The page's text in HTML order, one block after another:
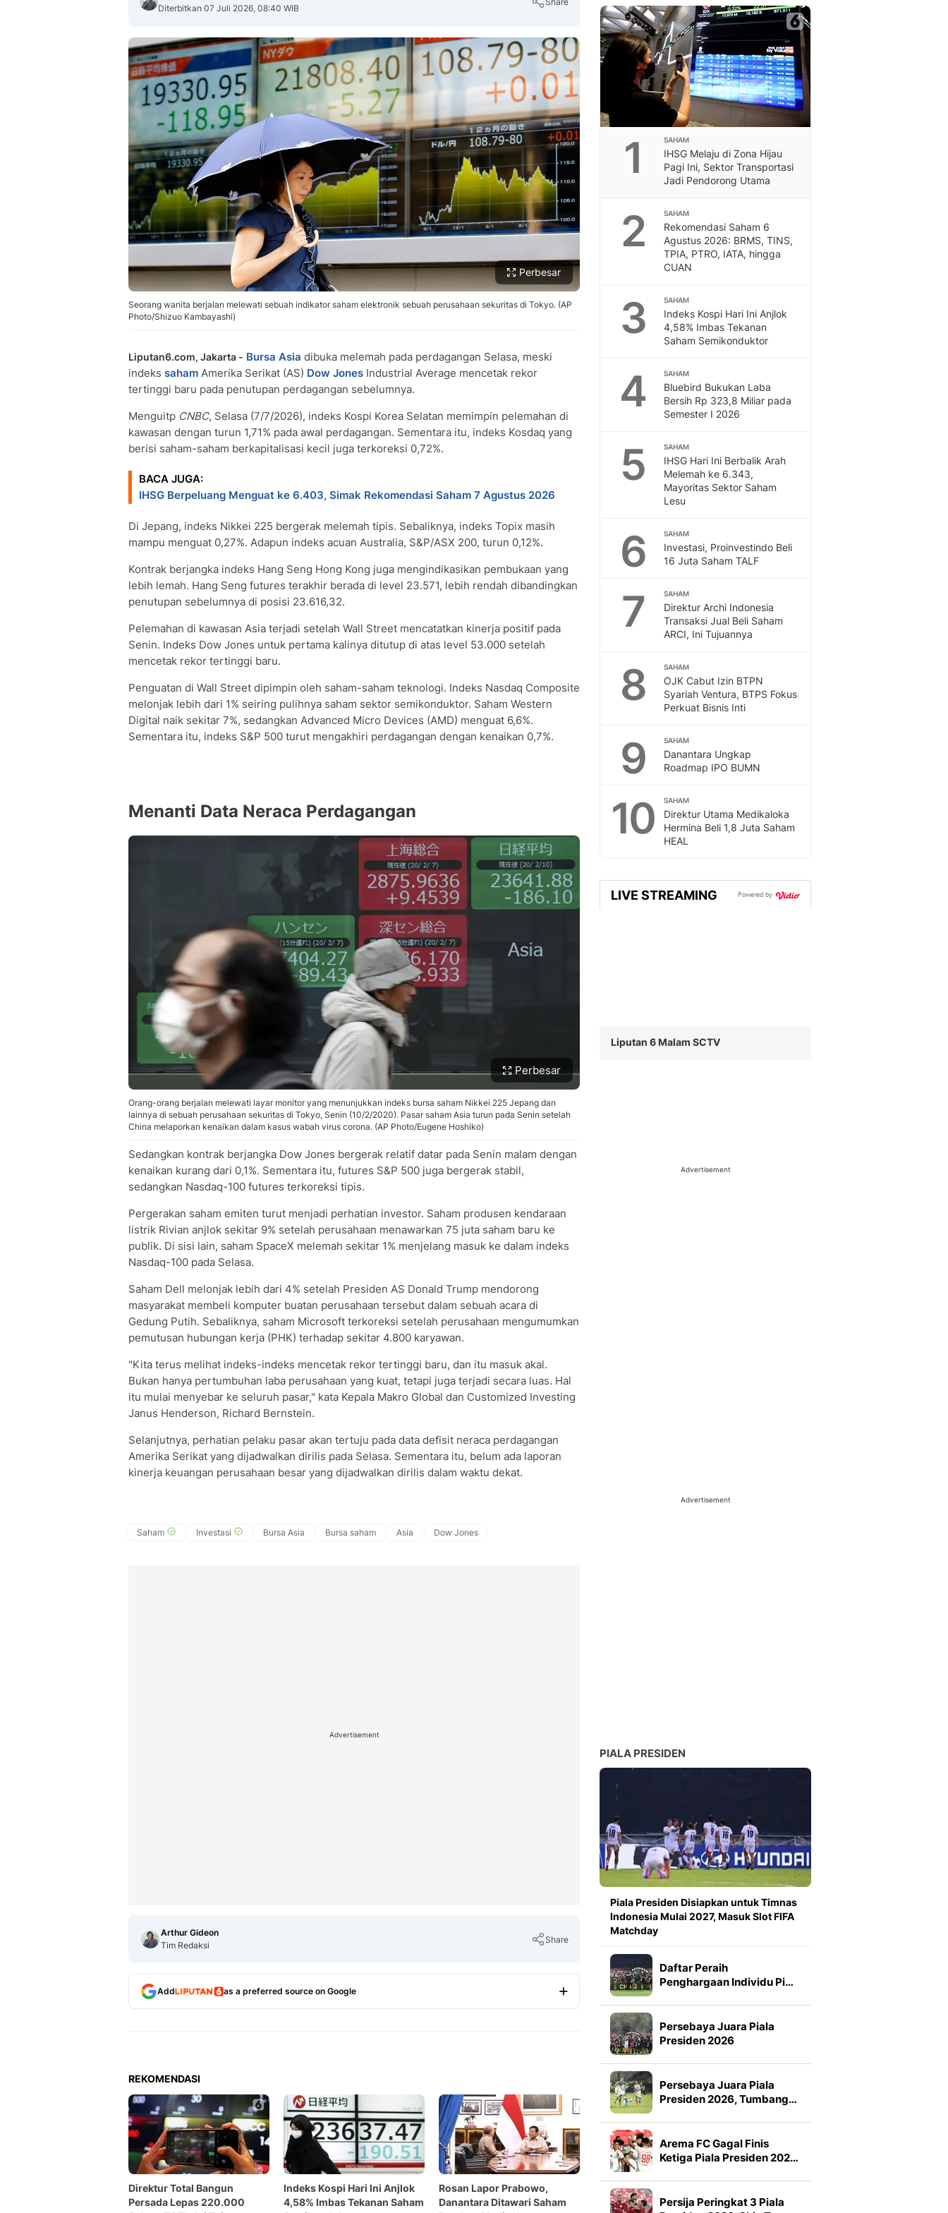
Diterbitkan 07 Juli 2026, 08:40 WIB
Copy Link
Perbesar
Seorang wanita berjalan melewati sebuah indikator saham elektronik sebuah perusahaan sekuritas di Tokyo. (AP
Photo/Shizuo Kambayashi)
Liputan6.com, Jakarta - Bursa Asia dibuka melemah pada perdagangan Selasa, meski
indeks saham Amerika Serikat (AS) Dow Jones Industrial Average mencetak rekor
tertinggi baru pada penutupan perdagangan sebelumnya.
Menguitp CNBC, Selasa (7/7/2026), indeks Kospi Korea Selatan memimpin pelemahan di
kawasan dengan turun 1,71% pada awal perdagangan. Sementara itu, indeks Kosdaq yang
berisi saham-saham berkapitalisasi kecil juga terkoreksi 0,72%.
BACA JUGA:
IHSG Berpeluang Menguat ke 6.403, Simak Rekomendasi Saham 7 Agustus 2026
Di Jepang, indeks Nikkei 225 bergerak melemah tipis. Sebaliknya, indeks Topix masih
mampu menguat 0,27%. Adapun indeks acuan Australia, S&P/ASX 200, turun 0,12%.
Kontrak berjangka indeks Hang Seng Hong Kong juga mengindikasikan pembukaan yang
lebih lemah. Hang Seng futures terakhir berada di level 23.571, lebih rendah dibandingkan
penutupan sebelumnya di posisi 23.616,32.
Pelemahan di kawasan Asia terjadi setelah Wall Street mencatatkan kinerja positif pada
Senin. Indeks Dow Jones untuk pertama kalinya ditutup di atas level 53.000 setelah
mencetak rekor tertinggi baru.
Penguatan di Wall Street dipimpin oleh saham-saham teknologi. Indeks Nasdaq Composite
melonjak lebih dari 1% seiring pulihnya saham sektor semikonduktor. Saham Western
Digital naik sekitar 7%, sedangkan Advanced Micro Devices (AMD) menguat 6,6%.
Sementara itu, indeks S&P 500 turut mengakhiri perdagangan dengan kenaikan 0,7%.
Menanti Data Neraca Perdagangan
Perbesar
Orang-orang berjalan melewati layar monitor yang menunjukkan indeks bursa saham Nikkei 225 Jepang dan
lainnya di sebuah perusahaan sekuritas di Tokyo, Senin (10/2/2020). Pasar saham Asia turun pada Senin setelah
China melaporkan kenaikan dalam kasus wabah virus corona. (AP Photo/Eugene Hoshiko)
Sedangkan kontrak berjangka Dow Jones bergerak relatif datar pada Senin malam dengan
kenaikan kurang dari 0,1%. Sementara itu, futures S&P 500 juga bergerak stabil,
sedangkan Nasdaq-100 futures terkoreksi tipis.
Pergerakan saham emiten turut menjadi perhatian investor. Saham produsen kendaraan
listrik Rivian anjlok sekitar 9% setelah perusahaan menawarkan 75 juta saham baru ke
publik. Di sisi lain, saham SpaceX melemah sekitar 1% menjelang masuk ke dalam indeks
Nasdaq-100 pada Selasa.
Saham Dell melonjak lebih dari 4% setelah Presiden AS Donald Trump mendorong
masyarakat membeli komputer buatan perusahaan tersebut dalam sebuah acara di
Gedung Putih. Sebaliknya, saham Microsoft terkoreksi setelah perusahaan mengumumkan
pemutusan hubungan kerja (PHK) terhadap sekitar 4.800 karyawan.
"Kita terus melihat indeks-indeks mencetak rekor tertinggi baru, dan itu masuk akal.
Bukan hanya pertumbuhan laba perusahaan yang kuat, tetapi juga terjadi secara luas. Hal
itu mulai menyebar ke seluruh pasar," kata Kepala Makro Global dan Customized Investing
Janus Henderson, Richard Bernstein.
Selanjutnya, perhatian pelaku pasar akan tertuju pada data defisit neraca perdagangan
Amerika Serikat yang dijadwalkan dirilis pada Selasa. Sementara itu, belum ada laporan
kinerja keuangan perusahaan besar yang dijadwalkan dirilis dalam waktu dekat.
Saham Investasi Bursa Asia Bursa saham Asia Dow Jones
Advertisement
Arthur Gideon
Tim Redaksi
Share
Add as a preferred source on Google
REKOMENDASI
Direktur Total Bangun
Persada Lepas 220.000
Indeks Kospi Hari Ini Anjlok
4,58% Imbas Tekanan Saham
Rosan Lapor Prabowo,
Danantara Ditawari Saham
1 SAHAM
IHSG Melaju di Zona Hijau
Pagi Ini, Sektor Transportasi
Jadi Pendorong Utama
2 SAHAM
Rekomendasi Saham 6
Agustus 2026: BRMS, TINS,
TPIA, PTRO, IATA, hingga
CUAN
3 SAHAM
Indeks Kospi Hari Ini Anjlok
4,58% Imbas Tekanan
Saham Semikonduktor
4 SAHAM
Bluebird Bukukan Laba
Bersih Rp 323,8 Miliar pada
Semester I 2026
5 SAHAM
IHSG Hari Ini Berbalik Arah
Melemah ke 6.343,
Mayoritas Sektor Saham
Lesu
6 SAHAM
Investasi, Proinvestindo Beli
16 Juta Saham TALF
7 SAHAM
Direktur Archi Indonesia
Transaksi Jual Beli Saham
ARCI, Ini Tujuannya
8 SAHAM
OJK Cabut Izin BTPN
Syariah Ventura, BTPS Fokus
Perkuat Bisnis Inti
9 SAHAM
Danantara Ungkap
Roadmap IPO BUMN
10 SAHAM
Direktur Utama Medikaloka
Hermina Beli 1,8 Juta Saham
HEAL
LIVE STREAMING Powered by
Liputan 6 Malam SCTV
Advertisement
Advertisement
PIALA PRESIDEN
Piala Presiden Disiapkan untuk Timnas
Indonesia Mulai 2027, Masuk Slot FIFA
Matchday
Daftar Peraih
Penghargaan Individu Pi…
Persebaya Juara Piala
Presiden 2026
Persebaya Juara Piala
Presiden 2026, Tumbang…
Arema FC Gagal Finis
Ketiga Piala Presiden 202…
Persija Peringkat 3 Piala